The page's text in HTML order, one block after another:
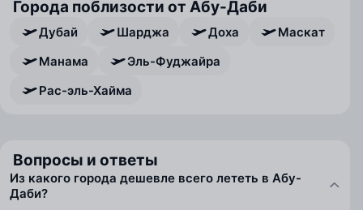
Города поблизости от Абу-Даби
Дубай Шарджа Доха
Маскат
Манама
Эль-Фуджайра
Рас-эль-Хайма
Вопросы и ответы
Из какого города дешевле всего лететь в Абу-
Даби?